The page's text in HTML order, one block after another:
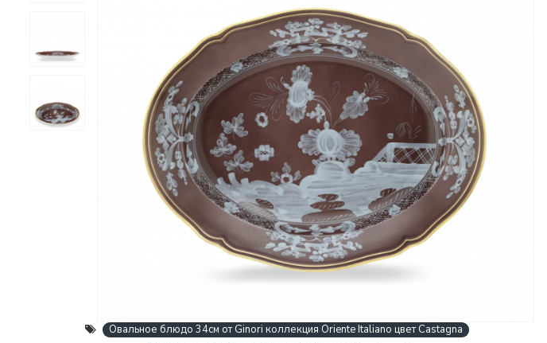
Овальное блюдо 34см от Ginori коллекция Oriente Italiano цвет Castagna